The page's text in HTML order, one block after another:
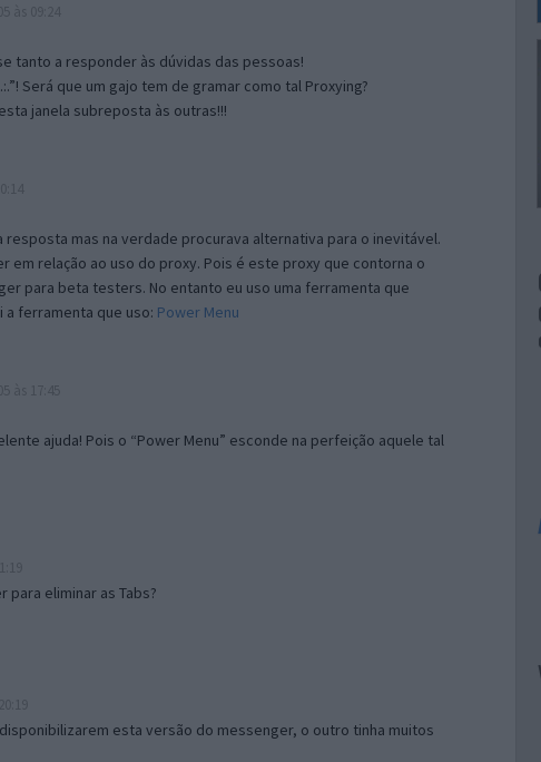
tanto a responder às dúvidas das pessoas!
Será que um gajo tem de gramar como tal Proxying?
janela subreposta às outras!!!
mas na verdade procurava alternativa para o inevitável.
em relação ao uso do proxy. Pois é este proxy que contorna o
para beta testers. No entanto eu uso uma ferramenta que
ferramenta que uso: Power Menu
ajuda! Pois o “Power Menu” esconde na perfeição aquele tal
para eliminar as Tabs?
esta versão do messenger, o outro tinha muitos